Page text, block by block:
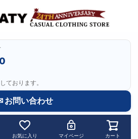
ております。
お問い合わせ
お気に入り マイページ カート